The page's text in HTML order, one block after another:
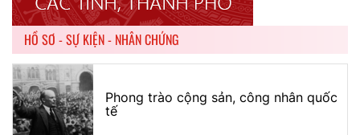
HỒ SƠ - SỰ KIỆN - NHÂN CHỨNG
Phong trào cộng sản, công nhân quốc
tế